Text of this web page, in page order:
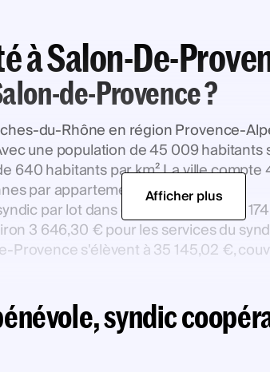
à Salon-De-
de-Provence ?
du-Rhône en région Provence-
une population de 45 009 habitants
habitants par km². La ville
par appartement.
par lot dans cette région est de
3 646,30 € pour les services du
s'élèvent à 35 145,02 €,
syndic
Afficher plus